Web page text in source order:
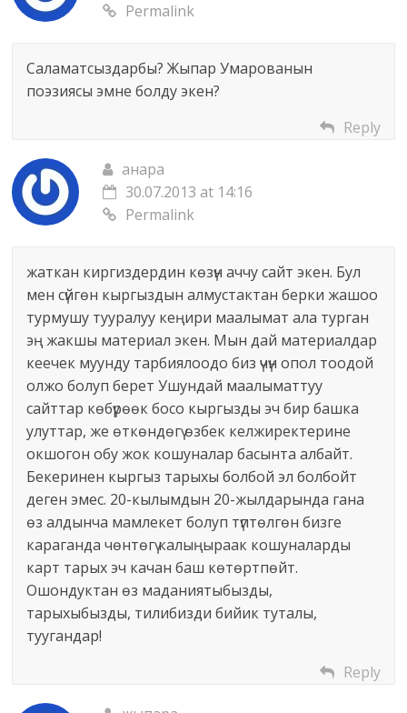
Permalink
Cаламатсыздарбы? Жыпар Умарованын
поэзиясы эмне болду экен?
Reply
анара
30.07.2013 at 14:16
Permalink
жаткан киргиздердин көзүн аччу сайт экен. Бул
мен сүйгөн кыргыздын алмустактан берки жашоо
турмушу тууралуу кеңири маалымат ала турган
эң жакшы материал экен. Мын дай материалдар
кеечек муунду тарбиялоодо биз үчүн опол тоодой
олжо болуп берет Ушундай маалыматтуу
сайттар көбүрөөк босо кыргызды эч бир башка
улуттар, же өткөндөгү өзбек келжиректерине
окшогон обу жок кошуналар басынта албайт.
Бекеринен кыргыз тарыхы болбой эл болбойт
деген эмес. 20-кылымдын 20-жылдарында гана
өз алдынча мамлекет болуп түптөлгөн бизге
караганда чөнтөгү калыңыраак кошуналарды
карт тарых эч качан баш көтөртпөйт.
Ошондуктан өз маданиятыбызды,
тарыхыбызды, тилибизди бийик туталы,
туугандар!
Reply